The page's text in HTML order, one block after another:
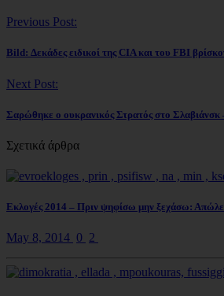
Previous Post:
Bild: Δεκάδες ειδικοί της CIA και του FBI
Next Post:
Σαρώθηκε ο ουκρανικός Στρατός στο
Σχετικά άρθρα
Εκλογές 2014 – Πριν ψηφίσω μην ξεχάσω:
May 8, 2014 0 2